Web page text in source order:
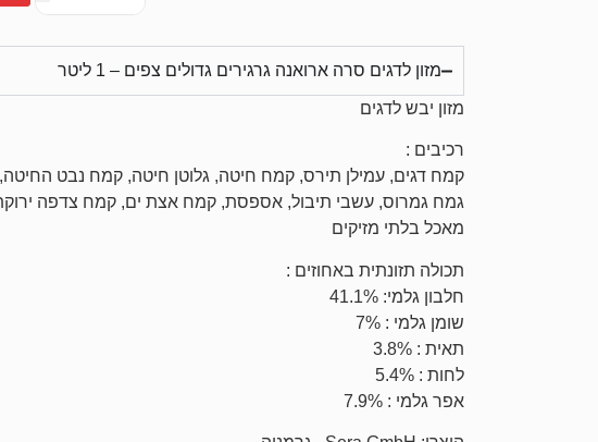
מזון לדגים סרה ארואנה גרגירים גדולים צפים – 1 ליטר
מזון יבש לדגים
רכיבים :
קמח דגים, עמילן תירס, קמח חיטה, גלוטן חיטה, קמח נבט
גמח גמרוס, עשבי תיבול, אספסת, קמח אצת ים, קמח צדפה
מאכל בלתי מזיקים
תכולה תזונתית באחוזים :
חלבון גלמי: 41.1%
שומן גלמי : 7%
תאית : 3.8%
לחות : 5.4%
אפר גלמי : 7.9%